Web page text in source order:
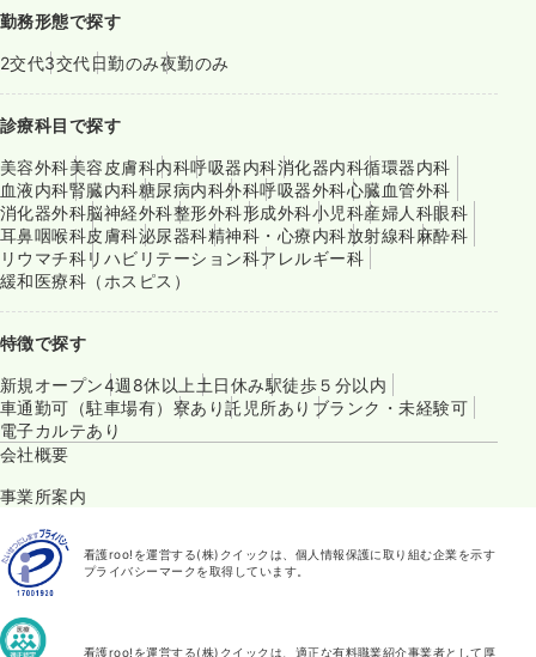
勤務形態で探す
2交代3交代日勤のみ夜勤のみ
診療科目で探す
美容外科美容皮膚科内科呼吸器内科消化器内科循環器内科
血液内科腎臓内科糖尿病内科外科呼吸器外科心臓血管外科
消化器外科脳神経外科整形外科形成外科小児科産婦人科眼科
耳鼻咽喉科皮膚科泌尿器科精神科・心療内科放射線科麻酔科
リウマチ科リハビリテーション科アレルギー科
緩和医療科（ホスピス）
特徴で探す
新規オープン4週8休以上 土日休み駅徒歩５分以内
車通勤可（駐車場有） 寮あり託児所あり ブランク・未経験可
電子カルテあり
会社概要
事業所案内
看護roo!を運営する(株)クイックは、個人情報保護に取り組む企業を示す
プライバシーマークを取得しています。
看護roo!を運営する(株)クイックは、適正な有料職業紹介事業者として厚